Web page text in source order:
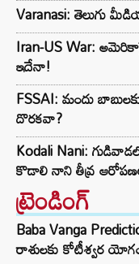
Varanasi: తెలుగు
Iran-US War:
ఇదేనా!
FSSAI: మందు
దొరకవా?
Kodali Nani:
కొడాలి నాని తీవ్ర
ట్రెండింగ్‌
Baba Vanga
రాశులకు కోటీశ్వర